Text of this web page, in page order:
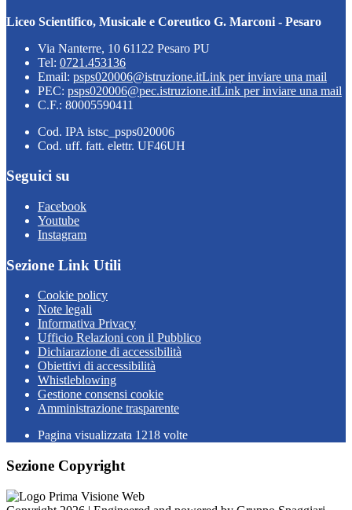
Liceo Scientifico, Musicale e Coreutico G. Marconi - Pesaro
Via Nanterre, 10 61122 Pesaro PU
Tel: 0721.453136
Email: psps020006@istruzione.itLink per inviare una mail
PEC: psps020006@pec.istruzione.itLink per inviare una mail
C.F.: 80005590411
Cod. IPA istsc_psps020006
Cod. uff. fatt. elettr. UF46UH
Seguici su
Facebook
Youtube
Instagram
Sezione Link Utili
Cookie policy
Note legali
Informativa Privacy
Ufficio Relazioni con il Pubblico
Dichiarazione di accessibilità
Obiettivi di accessibilità
Whistleblowing
Gestione consensi cookie
Amministrazione trasparente
Pagina visualizzata 1218 volte
Sezione Copyright